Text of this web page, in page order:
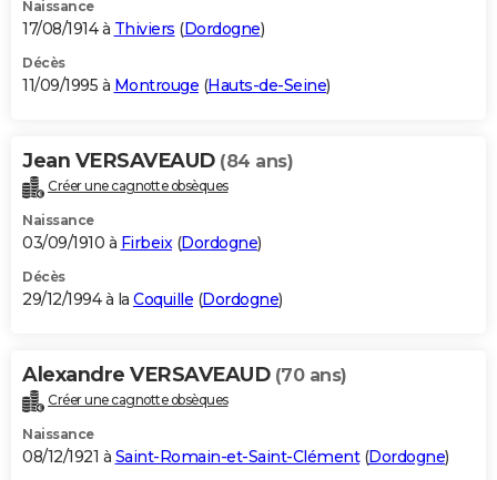
Naissance
17/08/1914 à Thiviers (Dordogne)
Décès
11/09/1995 à Montrouge (Hauts-de-Seine)
Jean VERSAVEAUD (84 ans)
Créer une cagnotte obsèques
Naissance
03/09/1910 à Firbeix(Dordogne)
Décès
29/12/1994 à la Coquille (Dordogne)
Alexandre VERSAVEAUD (70 ans)
Créer une cagnotte obsèques
Naissance
08/12/1921 à Saint-Romain-et-Saint-Clément(Dordogne)